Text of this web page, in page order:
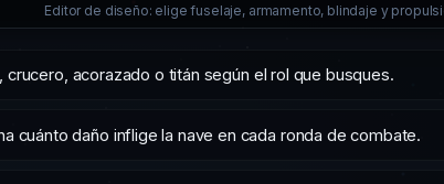
Editor de diseño: elige fuselaje, armamento, blindaje y
crucero, acorazado o titán según el rol que busques.
cuánto daño inflige la nave en cada ronda de combate.